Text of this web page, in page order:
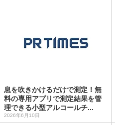
息を吹きかけるだけで測定！無
料の専用アプリで測定結果を管
理できる小型アルコールチ...
2026年6月10日